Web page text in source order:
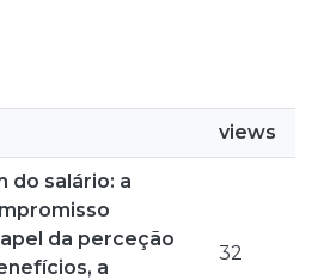
views
do salário: a
da perceção
a
32